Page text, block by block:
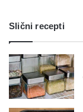
Slični recepti